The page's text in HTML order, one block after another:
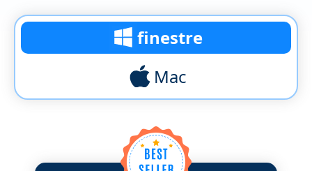
finestre
Mac